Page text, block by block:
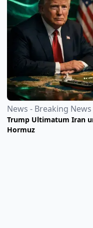
News - Breaking News
Trump Ultimatum Iran
Hormuz